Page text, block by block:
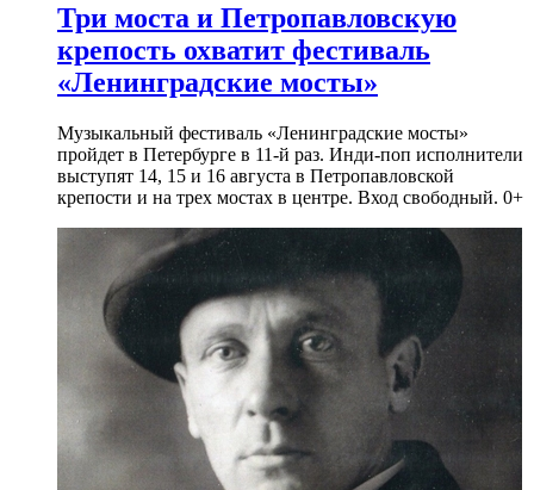
Три моста и Петропавловскую
крепость охватит фестиваль
«Ленинградские мосты»
Музыкальный фестиваль «Ленинградские мосты»
пройдет в Петербурге в 11-й раз. Инди-поп исполнители
выступят 14, 15 и 16 августа в Петропавловской
крепости и на трех мостах в центре. Вход свободный. 0+